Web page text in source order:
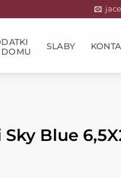
SLABY
Sky Blue